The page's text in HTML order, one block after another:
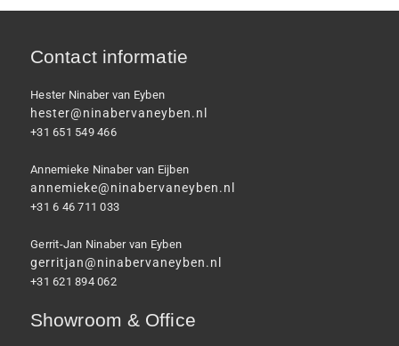
Contact informatie
Hester Ninaber van Eyben
hester@ninabervaneyben.nl
+31 651 549 466
Annemieke Ninaber van Eijben
annemieke@ninabervaneyben.nl
+31 6 46 711 033
Gerrit-Jan Ninaber van Eyben
gerritjan@ninabervaneyben.nl
+31 621 894 062
Showroom & Office